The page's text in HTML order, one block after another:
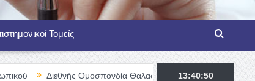
Τομείς
Ομοσπονδία Θαλασσαιμίας – TIF Fellowship Programme
13:40:52